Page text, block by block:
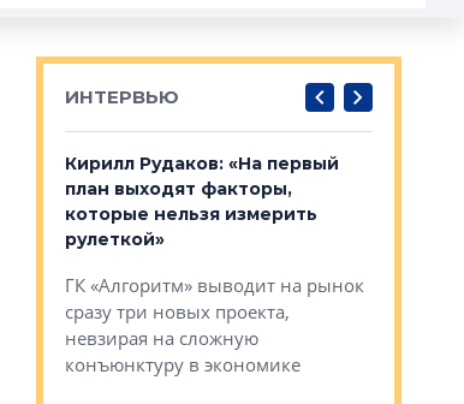
ИНТЕРВЬЮ
Кирилл Рудаков: «На первый
план выходят факторы,
которые нельзя измерить
рулеткой»
ГК «Алгоритм» выводит на рынок
сразу три новых проекта,
невзирая на сложную
конъюнктуру в экономике